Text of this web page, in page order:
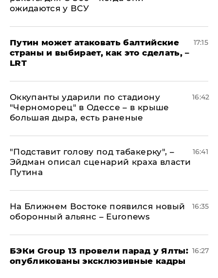
ожидаются у ВСУ
Путин может атаковать балтийские
страны и выбирает, как это сделать, –
LRT
17:15
Оккупанты ударили по стадиону
"Черноморец" в Одессе – в крыше
большая дыра, есть раненые
16:42
​"Подставит голову под табакерку", –
Эйдман описал сценарий краха власти
Путина
16:41
На Ближнем Востоке появился новый
оборонный альянс – Euronews
16:35
​БЭКи Group 13 провели парад у Ялты:
опубликованы эксклюзивные кадры
16:27